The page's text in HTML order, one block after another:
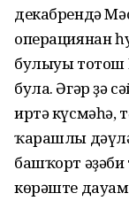
декабрендә
операциянан
булыуы тотош
була. Әгәр ҙә
иртә күсмәһә,
ҡарашлы
башҡорт әҙәби
көрәште